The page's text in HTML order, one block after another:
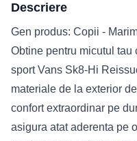
Descriere
Gen produs: Copii -
Obtine pentru micutul tau
sport Vans Sk8-Hi
materiale de la exterior
confort extraordinar pe
asigura atat aderenta pe